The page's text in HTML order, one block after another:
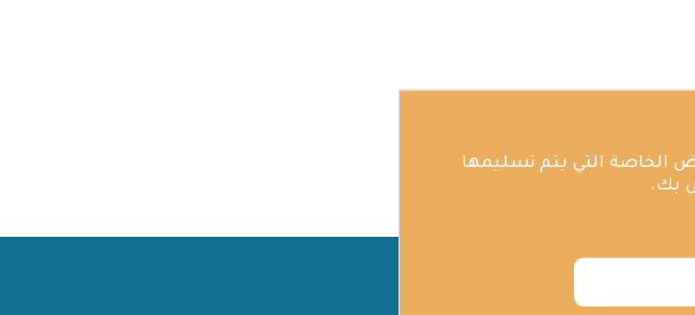
الخاصة التي يتم تسليمها
بك.